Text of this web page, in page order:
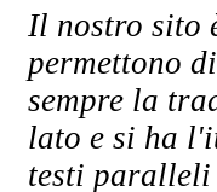
Il nostro sito
permettono
sempre la
lato e si ha
testi paralleli